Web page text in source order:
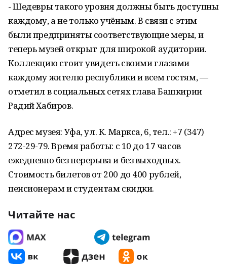
- Шедевры такого уровня должны быть доступны
каждому, а не только учёным. В связи с этим
были предприняты соответствующие меры, и
теперь музей открыт для широкой аудитории.
Коллекцию стоит увидеть своими глазами
каждому жителю республики и всем гостям, —
отметил в социальных сетях глава Башкирии
Радий Хабиров.
Адрес музея: Уфа, ул. К. Маркса, 6, тел.: +7 (347)
272-29-79. Время работы: с 10 до 17 часов
ежедневно без перерыва и без выходных.
Стоимость билетов от 200 до 400 рублей,
пенсионерам и студентам скидки.
Читайте нас